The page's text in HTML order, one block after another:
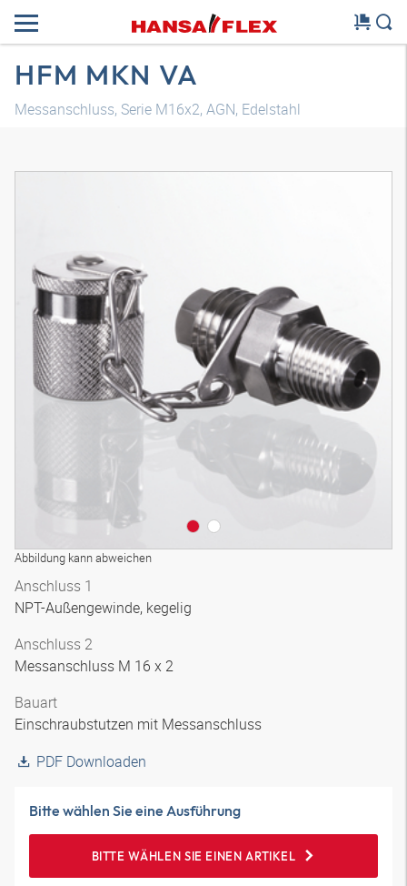
HFM MKN VA
Messanschluss, Serie M16x2, AGN, Edelstahl
Abbildung kann abweichen
Anschluss 1
NPT-Außengewinde, kegelig
Anschluss 2
Messanschluss M 16 x 2
Bauart
Einschraubstutzen mit Messanschluss
PDF Downloaden
Bitte wählen Sie eine Ausführung
BITTE WÄHLEN SIE EINEN ARTIKEL